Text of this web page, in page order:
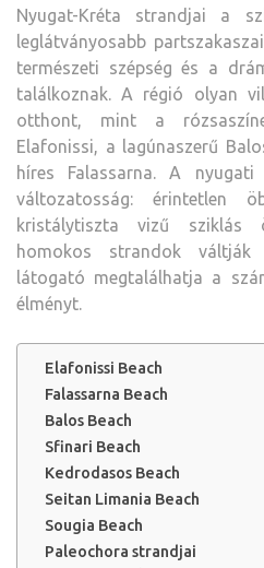
Nyugat-Kréta strandjai a
leglátványosabb
természeti szépség és a
találkoznak. A régió olyan
otthont, mint a
Elafonissi, a lagúnaszerű
híres Falassarna. A
változatosság: érintetlen
kristálytiszta vizű sziklás
homokos strandok váltják
látogató megtalálhatja a
élményt.
Elafonissi Beach
Falassarna Beach
Balos Beach
Sfinari Beach
Kedrodasos Beach
Seitan Limania Beach
Sougia Beach
Paleochora strandjai